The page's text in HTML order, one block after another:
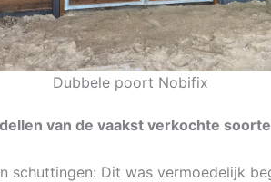
Dubbele poort Nobifix
van de vaakst verkochte
schuttingen: Dit was vermoedelijk